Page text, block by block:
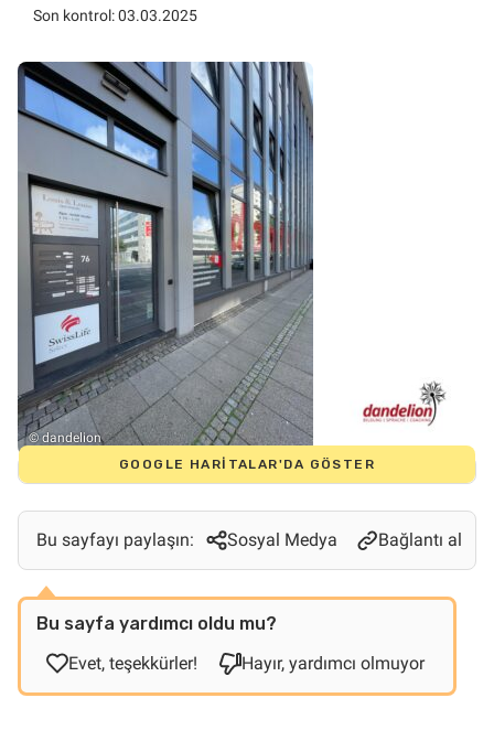
Son kontrol: 03.03.2025
© dandelion
GOOGLE HARITALAR'DA GÖSTER
Bu sayfayı paylaşın: Sosyal Medya Bağlantı al
Bu sayfa yardımcı oldu mu?
Evet, teşekkürler!
Hayır, yardımcı olmuyor